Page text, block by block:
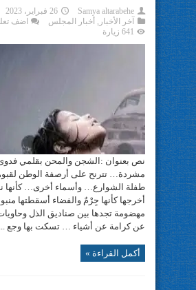
Samya altarabehe
26 فبراير، 2023
آخر الأخبار , أخبار المجلس
اضف
641 زيارة
نص بعنوان :الشجن والمحن بقلمي
مشردة… تترنح على أرصفة الوطن
طفلة الشوارع… وأسماء أخرى… كأنها
أخرجها كأنها جِرْمٌ والفضاء أسقطتها
مهضومة تجدها بين صناديق الذل
عن كرامة عن أشياء … تسكت بها وجع ...
أكمل القراءة »